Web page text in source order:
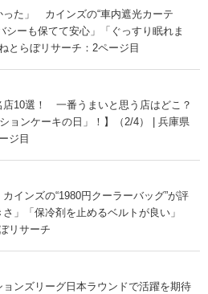
った」 カインズの“車内遮光カーテ
ーも保てて安心」「ぐっすり眠れま
とらぼリサーチ：2ページ目
店10選！ 一番うまいと思う店はどこ？
ョンケーキの日」！】（2/4） | 兵庫県
ジ目
インズの“1980円クーラーバッグ”が評
」「保冷剤を止めるベルトが良い」
リサーチ
ョンズリーグ日本ラウンドで活躍を期待